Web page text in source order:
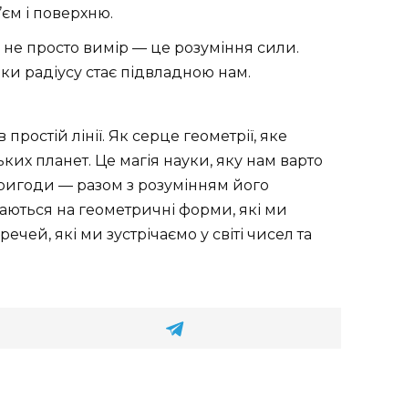
і поверхню.
не просто вимір — це розуміння сили.
радіусу стає підвладною нам.
лінії. Як серце геометрії, яке
планет. Це магія науки, яку нам варто
— разом з розумінням його
на геометричні форми, які ми
які ми зустрічаємо у світі чисел та